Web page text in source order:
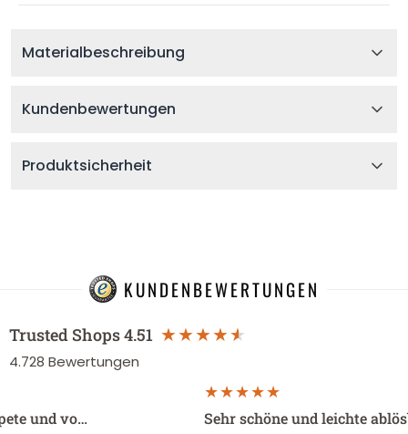
Materialbeschreibung
Kundenbewertungen
Produktsicherheit
KUNDENBEWERTUNGEN
Trusted Shops4.51
4.728 Bewertungen
und vo… Sehr schöne und leichte